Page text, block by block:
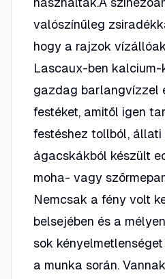
valószínűleg
hogy a rajzok
Lascaux-ben
gazdag barlangvízzel
festéket, amitől igen
festéshez tollból,
ágacskákból készült
moha- vagy
Nemcsak a fény volt
belsejében és a
sok
a munka során.